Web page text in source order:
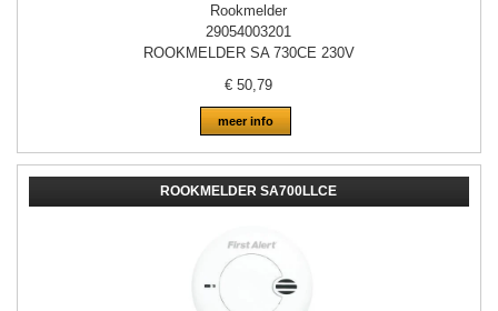
Rookmelder
29054003201
ROOKMELDER SA 730CE 230V
€50,79
meer info
ROOKMELDER SA700LLCE